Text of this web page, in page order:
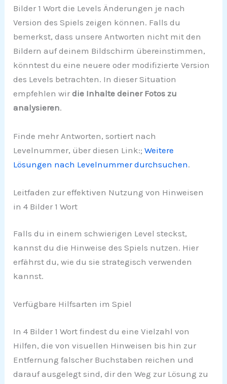
Bilder 1 Wort die Levels Änderungen je nach
Version des Spiels zeigen können. Falls du
bemerkst, dass unsere Antworten nicht mit den
Bildern auf deinem Bildschirm übereinstimmen,
könntest du eine neuere oder modifizierte Version
des Levels betrachten. In dieser Situation
empfehlen wirdie Inhalte deiner Fotos zu
analysieren.
Finde mehr Antworten, sortiert nach
Levelnummer, über diesen Link:;Weitere
Lösungen nach Levelnummer durchsuchen.
Leitfaden zur effektiven Nutzung von Hinweisen
in 4 Bilder 1 Wort
Falls du in einem schwierigen Level steckst,
kannst du die Hinweise des Spiels nutzen. Hier
erfährst du, wie du sie strategisch verwenden
kannst.
Verfügbare Hilfsarten im Spiel
In 4 Bilder 1 Wort findest du eine Vielzahl von
Hilfen, die von visuellen Hinweisen bis hin zur
Entfernung falscher Buchstaben reichen und
darauf ausgelegt sind, dir den Weg zur Lösung zu